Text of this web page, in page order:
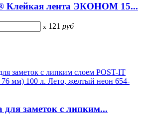
Клейкая лента ЭКОНОМ 15...
x 121 руб
заметок с липким...